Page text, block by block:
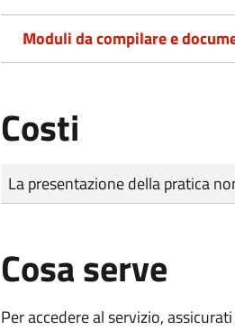
Moduli da compilare e
Costi
Tipo di pagamento
Importo
La presentazione della pratica
Cosa serve
Per accedere al servizio,